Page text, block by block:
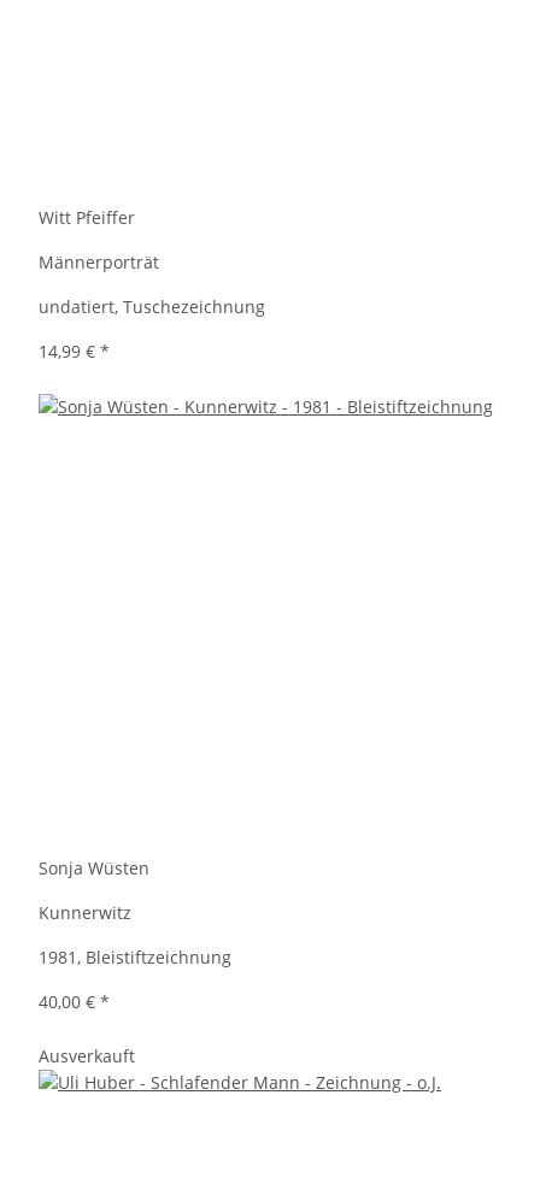
Witt Pfeiffer
Männerporträt
undatiert, Tuschezeichnung
14,99 € *
Sonja Wüsten
Kunnerwitz
1981, Bleistiftzeichnung
40,00 € *
Ausverkauft